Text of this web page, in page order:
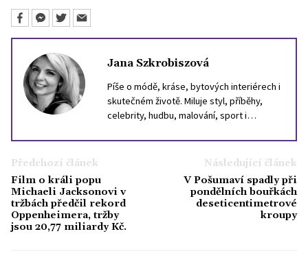
Jana Szkrobiszová
Píše o módě, kráse, bytových interiérech i
skutečném životě. Miluje styl, příběhy,
celebrity, hudbu, malování, sport i
lidech kolem sebe. Věří, že dobrý text
může být stejně silný jako dobrý parfém,
který ve vás zanechá stopu.
Předchozí článek
Film o králi popu
Michaeli Jacksonovi v
tržbách předčil rekord
Oppenheimera, tržby
jsou 20,77 miliardy Kč.
Následující článek
V Pošumaví spadly při
pondělních bouřkách
deseticentimetrové
kroupy